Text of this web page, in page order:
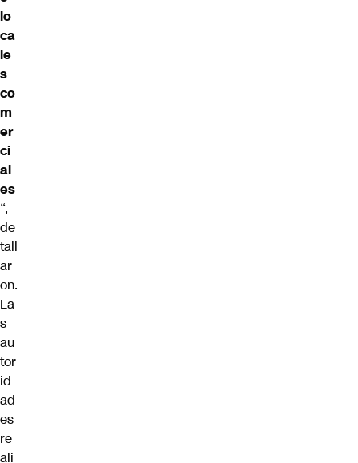
lo
ca
le
s
co
m
er
ci
al
es
“,
de
tall
ar
on.
La
s
au
tor
id
ad
es
re
ali